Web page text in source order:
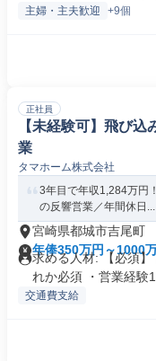
主婦・主夫歓迎 +9個
正社員
【未経験可】飛び
業
タマホーム株式会社
3年目で年収1,284万円
の反響営業／年間休日...
宮崎県都城市吉尾町
年俸350万円～1000
求める人材: 【必須
れか必須 ・営業経験
交通費支給